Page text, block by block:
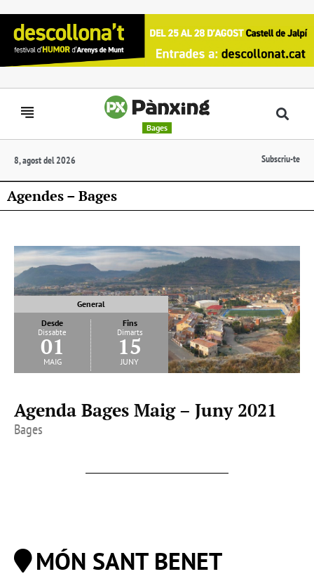
Bages
8, agost del 2026 Subscriu-te
Agendes – Bages
General
Desde
Dissabte
01
maig
Fins
Dimarts
15
juny
Agenda Bages Maig – Juny 2021
Bages
MÓN SANT BENET